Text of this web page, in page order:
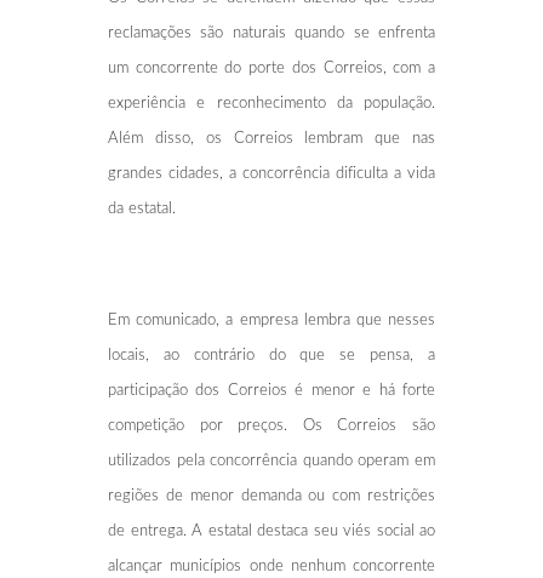
reclamações são naturais quando se enfrenta
um concorrente do porte dos Correios, com a
experiência e reconhecimento da população.
Além disso, os Correios lembram que nas
grandes cidades, a concorrência dificulta a vida
da estatal.
Em comunicado, a empresa lembra que nesses
locais, ao contrário do que se pensa, a
participação dos Correios é menor e há forte
competição por preços. Os Correios são
utilizados pela concorrência quando operam em
regiões de menor demanda ou com restrições
de entrega. A estatal destaca seu viés social ao
alcançar municípios onde nenhum concorrente